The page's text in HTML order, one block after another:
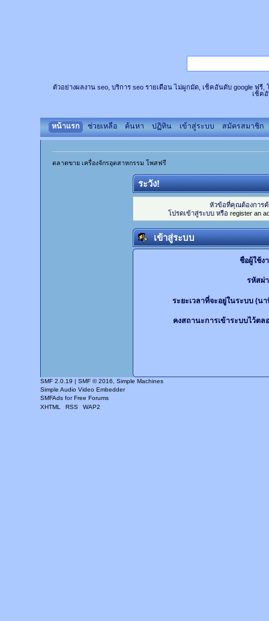
ตัวอย่างผลงาน seo, บริการ seo รายเดือน ไม่ผูกมัด, เช็คอันดับ google ฟรี,
เช็ค
หน้าแรก ช่วยเหลือ ค้นหา ปฏิทิน เข้าสู่ระบบ สมัครสมาชิก
ตลาดขาย เครื่องจักรอุตสาหกรรม โพสฟรี
ระวัง!
หัวข้อที่คุณต้องการ
โปรดเข้าสู่ระบบ หรือ register an
เข้าสู่ระบบ
ชื่อผู้ใช้ง
รหัสผ่
ระยะเวลาที่จะอยู่ในระบบ (น
คงสถานะการเข้าระบบไว้ตล
SMF 2.0.19 SMF © 2016, Simple Machines
Simple Audio Video Embedder
SMFAds for Free Forums
XHTML
RSS WAP2